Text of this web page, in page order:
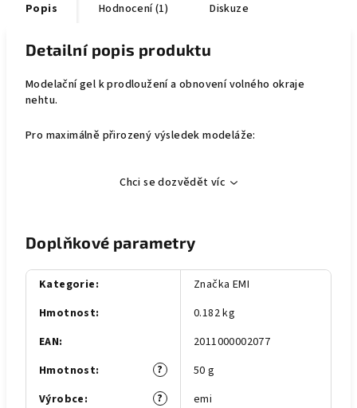
Popis Hodnocení (1) Diskuze
Detailní popis produktu
Modelační gel k prodloužení a obnovení volného okraje
nehtu.
Pro maximálně přirozený výsledek modeláže:
Chci se dozvědět víc
Doplňkové parametry
Kategorie:
Značka EMI
Hmotnost:
0.182 kg
EAN:
2011000002077
?
Hmotnost:
50 g
?
Výrobce:
emi